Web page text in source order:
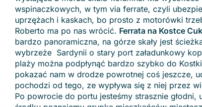
wspinaczkowych, w tym via ferrate, czyli
uprzężach i kaskach, bo prosto z motorówki
Roberto ma po nas wrócić. Ferrata na Kostce
bardzo panoramiczna, na górze skały jest
wybrzeże Sardynii o stary port załadunkowy
plaży można podpłynąć bardzo szybko do
pokazać nam w drodze powrotnej coś jeszcze,
pochodzi od tego, ze wypływa się z niej przez
Po powrocie do portu jesteśmy strasznie